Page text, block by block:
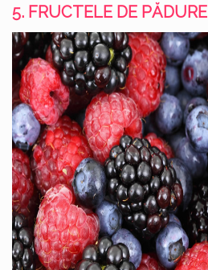
5. FRUCTELE DE PĂDURE